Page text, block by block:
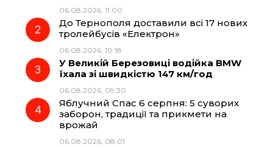
o
o
r
a
m
p
06.08.2026, 11:00
До Тернополя доставили всі 17 нових
тролейбусів «Електрон»
06.08.2026, 10:18
У Великій Березовиці водійка BMW
їхала зі швидкістю 147 км/год
06.08.2026, 09:30
Яблучний Спас 6 серпня: 5 суворих
заборон, традиції та прикмети на
врожай
06.08.2026, 08:01